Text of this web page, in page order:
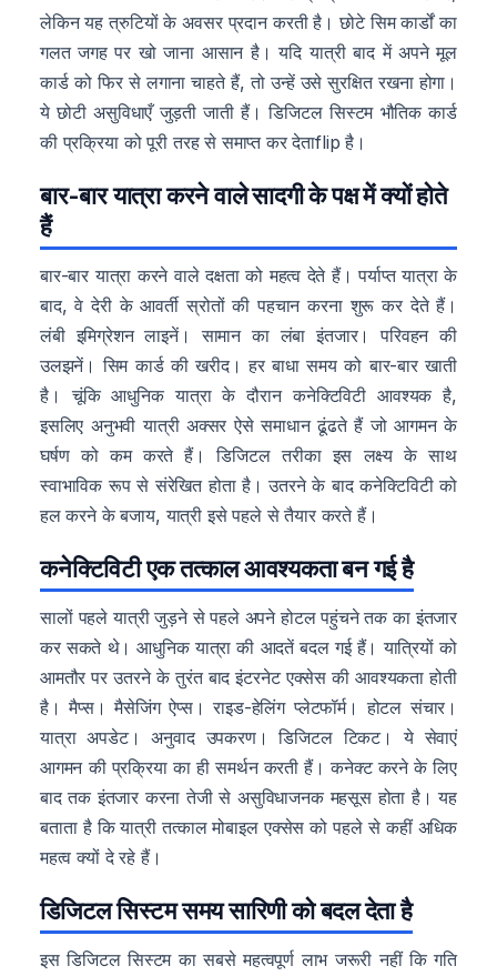
लेकिन यह त्रुटियों के अवसर प्रदान करती है। छोटे सिम कार्डों का
गलत जगह पर खो जाना आसान है। यदि यात्री बाद में अपने मूल
कार्ड को फिर से लगाना चाहते हैं, तो उन्हें उसे सुरक्षित रखना होगा।
ये छोटी असुविधाएँ जुड़ती जाती हैं। डिजिटल सिस्टम भौतिक कार्ड
की प्रक्रिया को पूरी तरह से समाप्त कर देताflip है।
बार-बार यात्रा करने वाले सादगी के पक्ष में क्यों होते
हैं
बार-बार यात्रा करने वाले दक्षता को महत्व देते हैं। पर्याप्त यात्रा के
बाद, वे देरी के आवर्ती स्रोतों की पहचान करना शुरू कर देते हैं।
लंबी इमिग्रेशन लाइनें। सामान का लंबा इंतजार। परिवहन की
उलझनें। सिम कार्ड की खरीद। हर बाधा समय को बार-बार खाती
है। चूंकि आधुनिक यात्रा के दौरान कनेक्टिविटी आवश्यक है,
इसलिए अनुभवी यात्री अक्सर ऐसे समाधान ढूंढते हैं जो आगमन के
घर्षण को कम करते हैं। डिजिटल तरीका इस लक्ष्य के साथ
स्वाभाविक रूप से संरेखित होता है। उतरने के बाद कनेक्टिविटी को
हल करने के बजाय, यात्री इसे पहले से तैयार करते हैं।
कनेक्टिविटी एक तत्काल आवश्यकता बन गई है
सालों पहले यात्री जुड़ने से पहले अपने होटल पहुंचने तक का इंतजार
कर सकते थे। आधुनिक यात्रा की आदतें बदल गई हैं। यात्रियों को
आमतौर पर उतरने के तुरंत बाद इंटरनेट एक्सेस की आवश्यकता होती
है। मैप्स। मैसेजिंग ऐप्स। राइड-हेलिंग प्लेटफॉर्म। होटल संचार।
यात्रा अपडेट। अनुवाद उपकरण। डिजिटल टिकट। ये सेवाएं
आगमन की प्रक्रिया का ही समर्थन करती हैं। कनेक्ट करने के लिए
बाद तक इंतजार करना तेजी से असुविधाजनक महसूस होता है। यह
बताता है कि यात्री तत्काल मोबाइल एक्सेस को पहले से कहीं अधिक
महत्व क्यों दे रहे हैं।
डिजिटल सिस्टम समय सारिणी को बदल देता है
इस डिजिटल सिस्टम का सबसे महत्वपूर्ण लाभ जरूरी नहीं कि गति